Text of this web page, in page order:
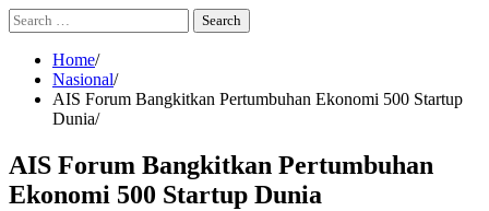
Search
for:
Home
Nasional
AIS Forum Bangkitkan Pertumbuhan Ekonomi 500 Startup
Dunia
AIS Forum Bangkitkan Pertumbuhan
Ekonomi 500 Startup Dunia